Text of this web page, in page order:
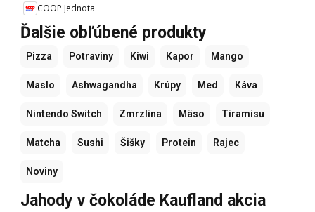
COOP Jednota
Ďalšie obľúbené produkty
Pizza Potraviny Kiwi Kapor Mango
Maslo Ashwagandha Krúpy Med Káva
Nintendo Switch Zmrzlina Mäso Tiramisu
Matcha Sushi Šišky Protein Rajec
Noviny
Jahody v čokoláde Kaufland akcia